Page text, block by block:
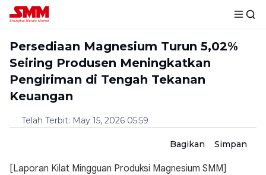
Persediaan Magnesium Turun 5,02%
Seiring Produsen Meningkatkan
Pengiriman di Tengah Tekanan
Keuangan
Telah Terbit: May 15, 2026 05:59
Bagikan Simpan
[Laporan Kilat Mingguan Produksi Magnesium SMM]